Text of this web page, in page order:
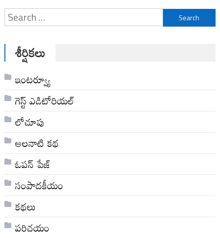
Search
for:
శీర్షికలు
ఇంటర్వ్యూ
గెస్ట్ ఎడిటోరియల్
లోచూపు
అల‌నాటి క‌థ‌
ఓపన్ పేజ్
సంపాదకీయం
కథలు
పరిచయం